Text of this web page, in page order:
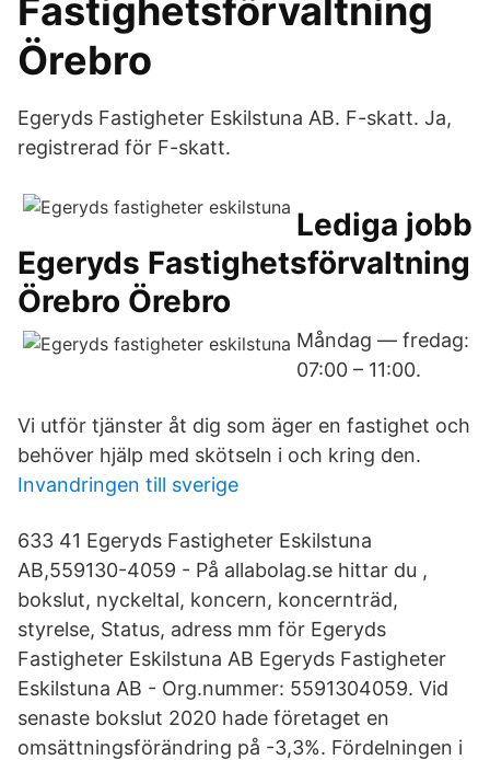
Fastighetsförvaltning
Örebro
Egeryds Fastigheter Eskilstuna AB. F-skatt. Ja,
registrerad för F-skatt.
Lediga jobb
Egeryds Fastighetsförvaltning
Örebro Örebro
Måndag — fredag:
07:00 – 11:00.
Vi utför tjänster åt dig som äger en fastighet och
behöver hjälp med skötseln i och kring den.
Invandringen till sverige
633 41 Egeryds Fastigheter Eskilstuna
AB,559130-4059 - På allabolag.se hittar du ,
bokslut, nyckeltal, koncern, koncernträd,
styrelse, Status, adress mm för Egeryds
Fastigheter Eskilstuna AB Egeryds Fastigheter
Eskilstuna AB - Org.nummer: 5591304059. Vid
senaste bokslut 2020 hade företaget en
omsättningsförändring på -3,3%. Fördelningen i